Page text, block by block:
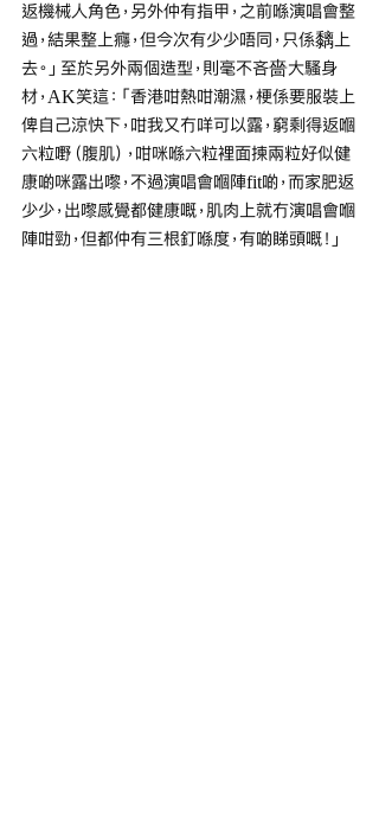
返機械人角色，另外仲有指甲，之前喺演唱會整
過，結果整上癮，但今次有少少唔同，只係黐上
去。」至於另外兩個造型，則毫不吝嗇大騷身
材，AK笑這：「香港咁熱咁潮濕，梗係要服裝上
俾自己涼快下，咁我又冇咩可以露，窮剩得返嗰
六粒嘢（腹肌），咁咪喺六粒裡面揀兩粒好似健
康啲咪露出嚟，不過演唱會嗰陣fit啲，而家肥返
少少，出嚟感覺都健康嘅，肌肉上就冇演唱會嗰
陣咁勁，但都仲有三根釘喺度，有啲睇頭嘅！」